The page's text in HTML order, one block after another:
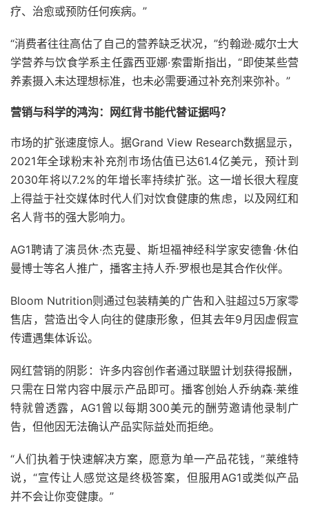
疗、治愈或预防任何疾病。”
“消费者往往高估了自己的营养缺乏状况，”约翰逊·威尔士大
学营养与饮食学系主任露西亚娜·索雷斯指出，“即使某些营
养素摄入未达理想标准，也未必需要通过补充剂来弥补。”
营销与科学的鸿沟：网红背书能代替证据吗？
市场的扩张速度惊人。据Grand View Research数据显示，
2021年全球粉末补充剂市场估值已达61.4亿美元，预计到
2030年将以7.2%的年增长率持续扩张。这一增长很大程度
上得益于社交媒体时代人们对饮食健康的焦虑，以及网红和
名人背书的强大影响力。
AG1聘请了演员休·杰克曼、斯坦福神经科学家安德鲁·休伯
曼博士等名人推广，播客主持人乔·罗根也是其合作伙伴。
Bloom Nutrition则通过包装精美的广告和入驻超过5万家零
售店，营造出令人向往的健康形象，但其去年9月因虚假宣
传遭遇集体诉讼。
网红营销的阴影：许多内容创作者通过联盟计划获得报酬，
只需在日常内容中展示产品即可。播客创始人乔纳森·莱维
特就曾透露，AG1曾以每期300美元的酬劳邀请他录制广
告，但他因无法确认产品实际益处而拒绝。
“人们执着于快速解决方案，愿意为单一产品花钱，”莱维特
说，“宣传让人感觉这是终极答案，但服用AG1或类似产品
并不会让你变健康。”